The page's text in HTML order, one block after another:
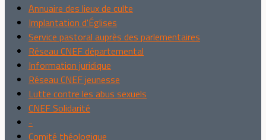
Annuaire des lieux de culte
Implantation d'Églises
Service pastoral auprès des parlementaires
Réseau CNEF départemental
Information juridique
Réseau CNEF jeunesse
Lutte contre les abus sexuels
CNEF Solidarité
-
Comité théologique